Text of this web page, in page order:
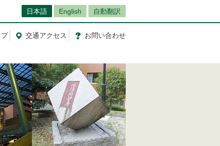
日本語 English 自動翻訳
交通アクセス お問い合わせ